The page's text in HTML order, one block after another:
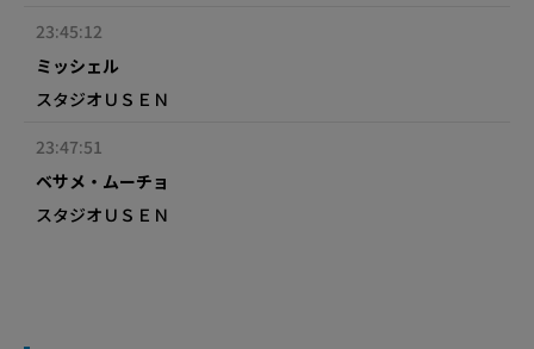
23:45:12
ミッシェル
スタジオＵＳＥＮ
23:47:51
ベサメ・ムーチョ
スタジオＵＳＥＮ